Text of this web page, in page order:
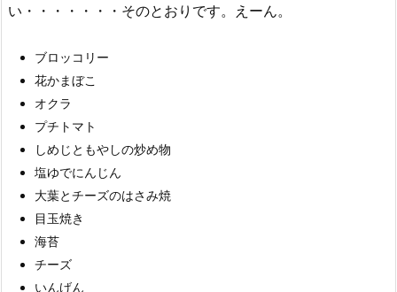
い・・・・・・・そのとおりです。えーん。
ブロッコリー
花かまぼこ
オクラ
プチトマト
しめじともやしの炒め物
塩ゆでにんじん
大葉とチーズのはさみ焼
目玉焼き
海苔
チーズ
いんげん